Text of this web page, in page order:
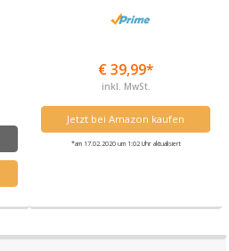
€ 39,99*
inkl. MwSt.
Jetzt bei Amazon kaufen
*am 17.02.2020 um 1:02 Uhr aktualisiert